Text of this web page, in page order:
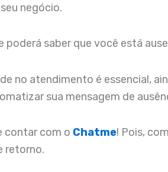
negócio.
saber que você está
no atendimento é essencial,
sua mensagem de
contar com o Chatme! Pois,
retorno.